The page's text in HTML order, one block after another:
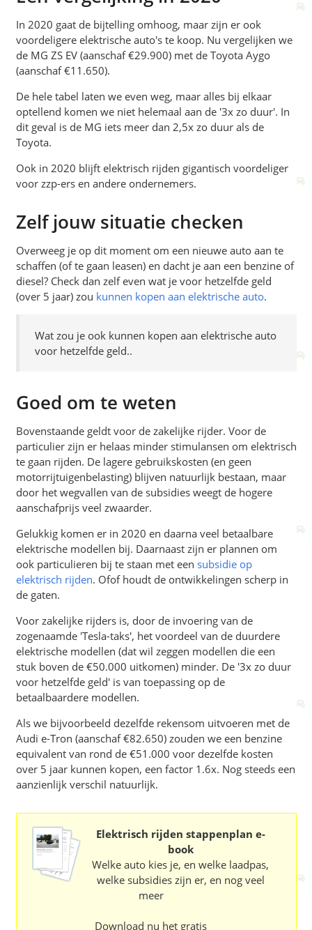
In 2020 gaat de bijtelling omhoog, maar zijn er ook
voordeligere elektrische auto's te koop. Nu vergelijken we
de MG ZS EV (aanschaf €29.900) met de Toyota Aygo
(aanschaf €11.650).
De hele tabel laten we even weg, maar alles bij elkaar
optellend komen we niet helemaal aan de '3x zo duur'. In
dit geval is de MG iets meer dan 2,5x zo duur als de
Toyota.
Ook in 2020 blijft elektrisch rijden gigantisch voordeliger
voor zzp-ers en andere ondernemers.
Zelf jouw situatie checken
Overweeg je op dit moment om een nieuwe auto aan te
schaffen (of te gaan leasen) en dacht je aan een benzine of
diesel? Check dan zelf even wat je voor hetzelfde geld
(over 5 jaar) zou kunnen kopen aan elektrische auto.
Wat zou je ook kunnen kopen aan elektrische auto
voor hetzelfde geld..
Goed om te weten
Bovenstaande geldt voor de zakelijke rijder. Voor de
particulier zijn er helaas minder stimulansen om elektrisch
te gaan rijden. De lagere gebruikskosten (en geen
motorrijtuigenbelasting) blijven natuurlijk bestaan, maar
door het wegvallen van de subsidies weegt de hogere
aanschafprijs veel zwaarder.
Gelukkig komen er in 2020 en daarna veel betaalbare
elektrische modellen bij. Daarnaast zijn er plannen om
ook particulieren bij te staan met een subsidie op
elektrisch rijden. Ofof houdt de ontwikkelingen scherp in
de gaten.
Voor zakelijke rijders is, door de invoering van de
zogenaamde 'Tesla-taks', het voordeel van de duurdere
elektrische modellen (dat wil zeggen modellen die een
stuk boven de €50.000 uitkomen) minder. De '3x zo duur
voor hetzelfde geld' is van toepassing op de
betaalbaardere modellen.
Als we bijvoorbeeld dezelfde rekensom uitvoeren met de
Audi e-Tron (aanschaf €82.650) zouden we een benzine
equivalent van rond de €51.000 voor dezelfde kosten
over 5 jaar kunnen kopen, een factor 1.6x. Nog steeds een
aanzienlijk verschil natuurlijk.
Elektrisch rijden stappenplan e-
book
Welke auto kies je, en welke laadpas,
welke subsidies zijn er, en nog veel
meer
Download nu het gratis